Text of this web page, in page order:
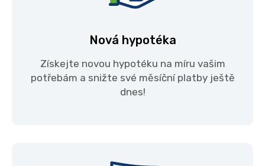
Nová hypotéka
Získejte novou hypotéku na míru vašim
potřebám a snižte své měsíční platby ještě
dnes!